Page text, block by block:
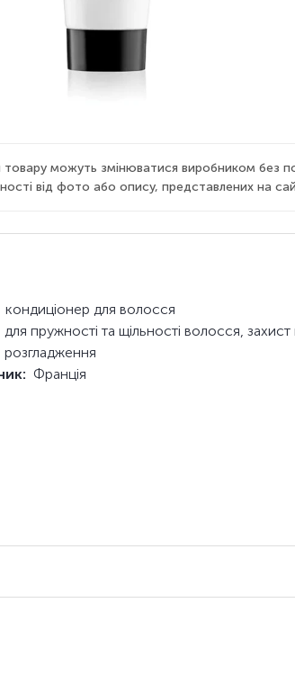
товару можуть змінюватися виробником
від фото або опису, представлених на
кондиціонер для волосся
для пружності та щільності волосся,
розгладження
Франція